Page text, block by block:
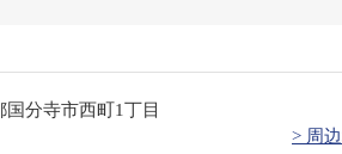
国分寺市西町1丁目
> 周